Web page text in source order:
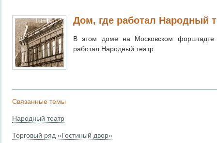
Дом, где работал Народный
В этом доме на Московском форштадте
работал Народный театр.
Связанные темы
Народный театр
Торговый ряд «Гостиный двор»